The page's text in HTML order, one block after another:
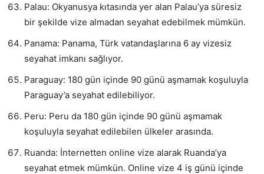
Palau: Okyanusya kıtasında yer alan Palau’ya süresiz
bir şekilde vize almadan seyahat edebilmek mümkün.
Panama: Panama, Türk vatandaşlarına 6 ay vizesiz
seyahat imkanı sağlıyor.
Paraguay: 180 gün içinde 90 günü aşmamak koşuluyla
Paraguay’a seyahat edilebiliyor.
Peru: Peru da 180 gün içinde 90 günü aşmamak
koşuluyla seyahat edilebilen ülkeler arasında.
Ruanda: İnternetten online vize alarak Ruanda’ya
seyahat etmek mümkün. Online vize 4 iş günü içinde